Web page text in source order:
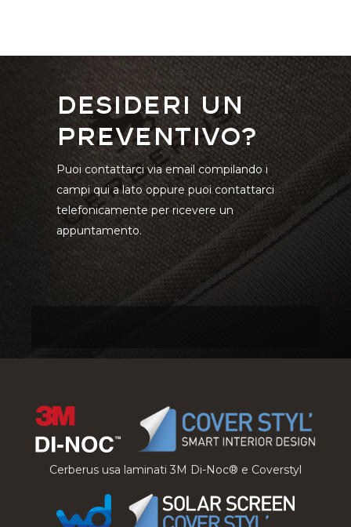
Desideri un
preventivo?
Puoi contattarci via email compilando i
campi qui a lato oppure puoi contattarci
telefonicamente per ricevere un
appuntamento.
Cerberus usa laminati 3M Di-Noc® e Coverstyl